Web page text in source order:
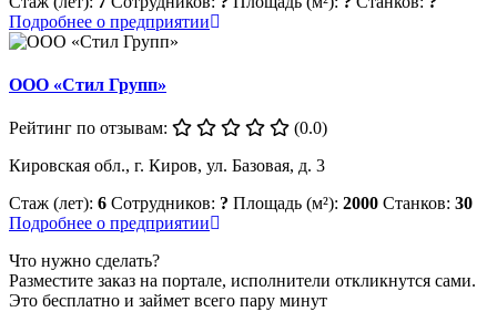
Подробнее о предприятии
ООО «Стил Групп»
Рейтинг по отзывам:
(0.0)
Кировская обл., г. Киров, ул. Базовая, д. 3
Стаж (лет): 6 Сотрудников: ? Площадь (м²): 2000 Станков: 30
Подробнее о предприятии
Что нужно сделать?
Разместите заказ на портале, исполнители откликнутся сами.
Это бесплатно и займет всего пару минут